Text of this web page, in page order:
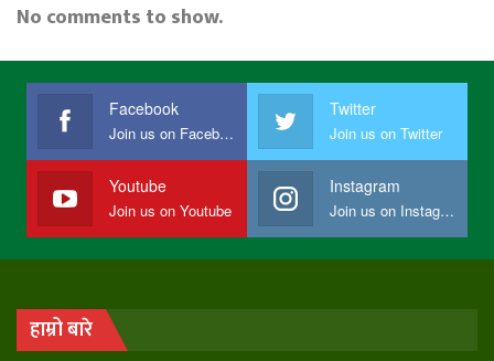
No comments to show.
Facebook
Join us on Facebook
Twitter
Join us on Twitter
Youtube
Join us on Youtube
Instagram
Join us on Instagram
हाम्रो बारे